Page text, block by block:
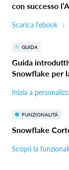
con successo
Scarica l’ebook
GUIDA
Guida
Snowflake per
Inizia a
FUNZIONALITÀ
Snowflake
Scopri la